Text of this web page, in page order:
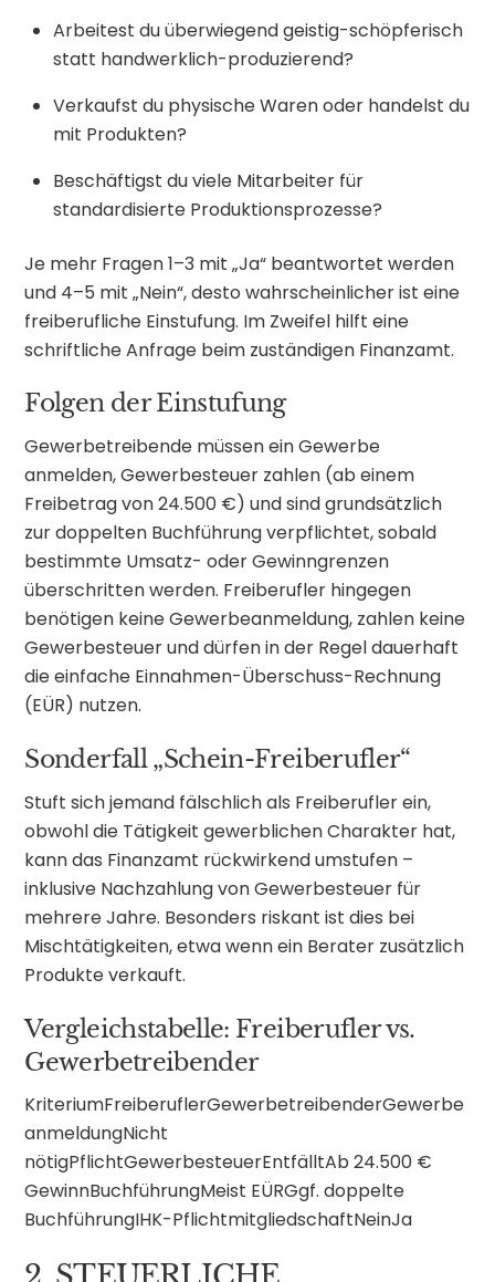
Arbeitest du überwiegend geistig-schöpferisch
statt handwerklich-produzierend?
Verkaufst du physische Waren oder handelst du
mit Produkten?
Beschäftigst du viele Mitarbeiter für
standardisierte Produktionsprozesse?
Je mehr Fragen 1–3 mit „Ja“ beantwortet werden
und 4–5 mit „Nein“, desto wahrscheinlicher ist eine
freiberufliche Einstufung. Im Zweifel hilft eine
schriftliche Anfrage beim zuständigen Finanzamt.
Folgen der Einstufung
Gewerbetreibende müssen ein Gewerbe
anmelden, Gewerbesteuer zahlen (ab einem
Freibetrag von 24.500 €) und sind grundsätzlich
zur doppelten Buchführung verpflichtet, sobald
bestimmte Umsatz- oder Gewinngrenzen
überschritten werden. Freiberufler hingegen
benötigen keine Gewerbeanmeldung, zahlen keine
Gewerbesteuer und dürfen in der Regel dauerhaft
die einfache Einnahmen-Überschuss-Rechnung
(EÜR) nutzen.
Sonderfall „Schein-Freiberufler“
Stuft sich jemand fälschlich als Freiberufler ein,
obwohl die Tätigkeit gewerblichen Charakter hat,
kann das Finanzamt rückwirkend umstufen –
inklusive Nachzahlung von Gewerbesteuer für
mehrere Jahre. Besonders riskant ist dies bei
Mischtätigkeiten, etwa wenn ein Berater zusätzlich
Produkte verkauft.
Vergleichstabelle: Freiberufler vs.
Gewerbetreibender
KriteriumFreiberuflerGewerbetreibenderGewerbe
anmeldungNicht
nötigPflichtGewerbesteuerEntfälltAb 24.500 €
GewinnBuchführungMeist EÜRGgf. doppelte
BuchführungIHK-PflichtmitgliedschaftNeinJa